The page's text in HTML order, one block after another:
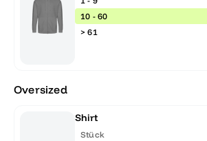
10 - 60
> 61
Oversized
Shirt
Stück